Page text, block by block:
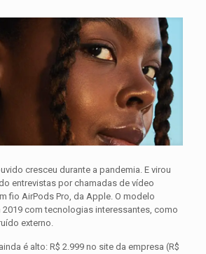
cresceu durante a pandemia. E virou
entrevistas por chamadas de vídeo
fio AirPods Pro, da Apple. O modelo
2019 com tecnologias interessantes, como
externo.
é alto: R$ 2.999 no site da empresa (R$